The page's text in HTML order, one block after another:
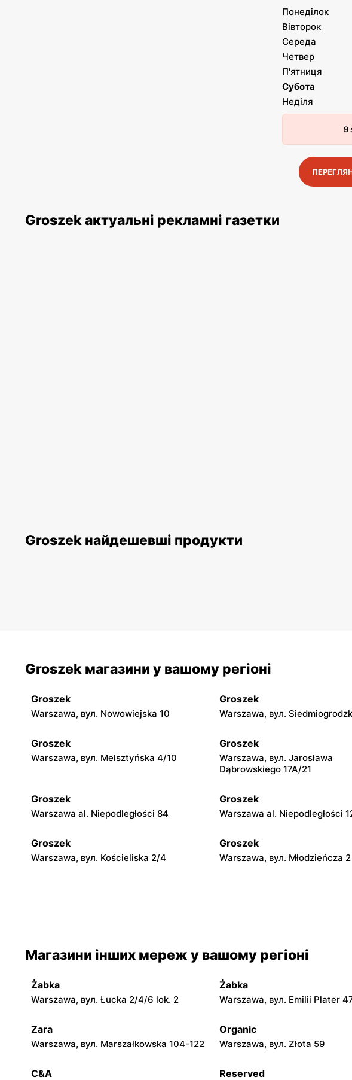
Понеділок
Вівторок
Середа
Четвер
П'ятниця
Субота
Неділя
9
Groszek актуальні рекламні газетки
Groszek найдешевші продукти
Groszek магазини у вашому регіоні
Groszek
Warszawa, вул. Nowowiejska 10
Groszek
Warszawa, вул.
Groszek
Warszawa, вул. Melsztyńska 4/10
Groszek
Warszawa, вул. Jarosława
Dąbrowskiego 17A/21
Groszek
Warszawa al. Niepodległości 84
Groszek
Warszawa al. Niepodległości
Groszek
Warszawa, вул. Kościeliska 2/4
Groszek
Warszawa, вул. Młodzieńcza 2
Warszawa, вул. Zasadowa 52 Zamienie, вул. Waniliowa 1/80
Groszek
Łomianki, вул. Warszawska 280
Groszek
Warszawa, вул. Jana Pawła II
Groszek Groszek
Магазини інших мереж у вашому регіоні
Żabka
Warszawa, вул. Łucka 2/4/6 lok. 2
Żabka
Warszawa, вул. Emilii Plater
Zara
Warszawa, вул. Marszałkowska 104-122
Organic
Warszawa, вул. Złota 59
C&A Reserved